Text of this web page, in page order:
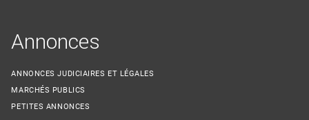
Annonces
ANNONCES JUDICIAIRES ET LÉGALES
MARCHÉS PUBLICS
PETITES ANNONCES